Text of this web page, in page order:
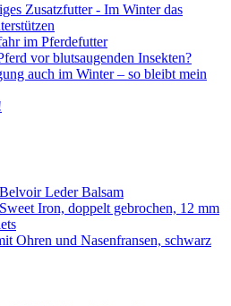
Zusatzfutter - Im Winter das
im Pferdefutter
vor blutsaugenden Insekten?
auch im Winter – so bleibt mein
Leder Balsam
Iron, doppelt gebrochen, 12 mm
Ohren und Nasenfransen, schwarz